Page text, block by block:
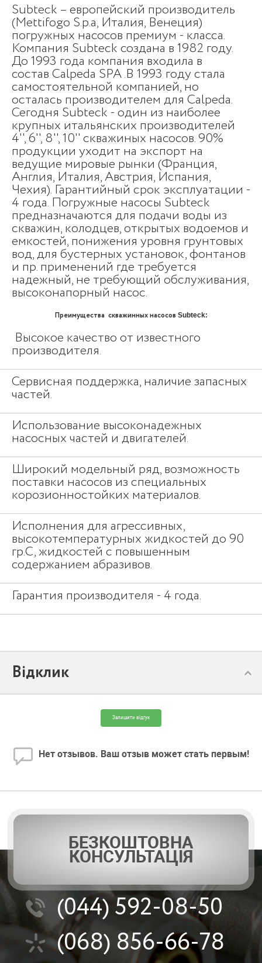
Subteck – европейский производитель
(Mettifogo S.p.a, Италия, Венеция)
погружных насосов премиум - класса.
Компания Subteck создана в 1982 году.
До 1993 года компания входила в
состав Calpeda SPA .В 1993 году стала
самостоятельной компанией, но
осталась производителем для Calpeda.
Сегодня Subteck - один из наиболее
крупных итальянских производителей
4'', 6'', 8'', 10'' скважиных насосов. 90%
продукции уходит на экспорт на
ведущие мировые рынки (Франция,
Англия, Италия, Австрия, Испания,
Чехия). Гарантийный срок эксплуатации -
4 года. Погружные насосы Subteck
предназначаются для подачи воды из
скважин, колодцев, открытых водоемов и
емкостей, понижения уровня грунтовых
вод, для бустерных установок, фонтанов
и пр. применений где требуется
надежный, не требующий обслуживания,
высоконапорный насос.
Преимущества скважинных насосов Subteck:
Высокое качество от известного
производителя.
Сервисная поддержка, наличие запасных
частей.
Использование высоконадежных
насосных частей и двигателей.
Широкий модельный ряд, возможность
поставки насосов из специальных
корозионностойких материалов.
Исполнения для агрессивных,
высокотемпературных жидкостей до 90
гр.С, жидкостей с повышенным
содержанием абразивов.
Гарантия производителя - 4 года.
Відклик
Залишити відгук
Нет отзывов. Ваш отзыв может стать первым!
БЕЗКОШТОВНА
КОНСУЛЬТАЦІЯ
(044)592-08-50
(068) 856-66-78